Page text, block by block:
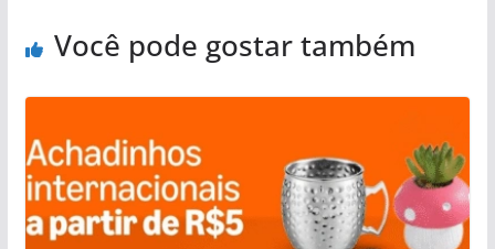
Você pode gostar também